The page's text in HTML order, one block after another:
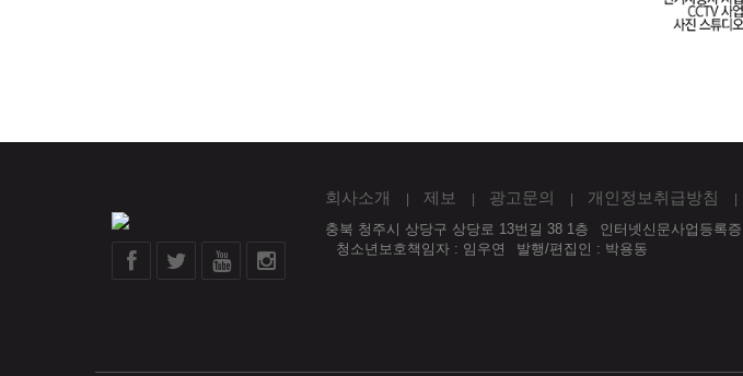
회사소개 제보 광고문의 개인정보취급방침
충북 청주시 상당구 상당로 13번길 38 1층 인터넷신문사업등록
청소년보호책임자 : 임우연
발행/편집인 : 박용동